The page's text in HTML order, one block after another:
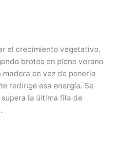
el crecimiento vegetativo.
brotes en pleno verano
en vez de ponerla
redirige esa energía. Se
la última fila de